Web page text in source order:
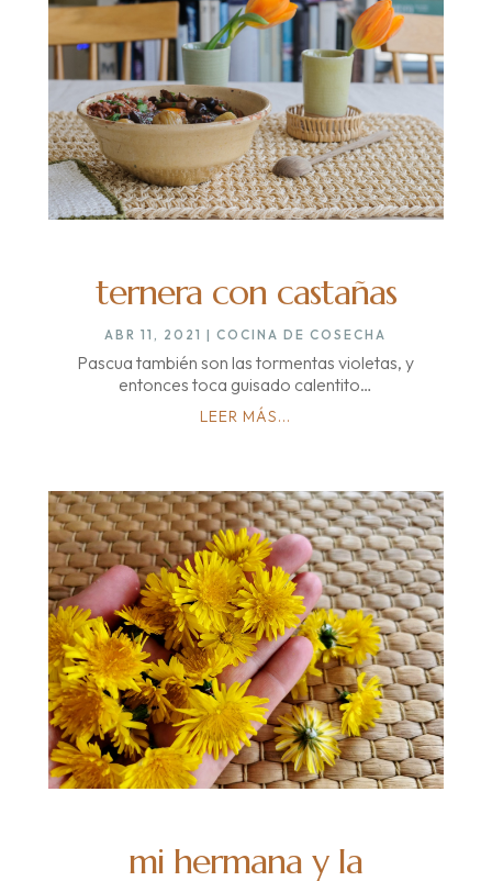
ternera con castañas
ABR 11, 2021 |COCINA DE COSECHA
Pascua también son las tormentas violetas, y
entonces toca guisado calentito…
LEER MÁS...
mi hermana y la